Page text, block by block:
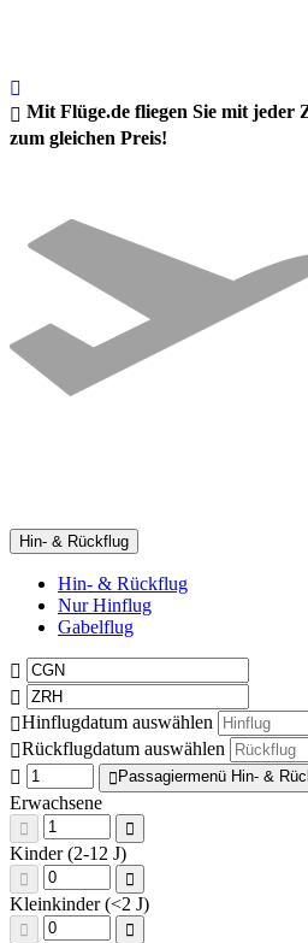
Mit Flüge.de fliegen Sie mit jeder
zum gleichen Preis!
Hin- & Rückflug
Hin- & Rückflug
Nur Hinflug
Gabelflug
Hinflugdatum auswählen
Rückflugdatum auswählen
Passagiermenü Hin- &
Erwachsene
Kinder (2-12 J)
Kleinkinder (<2 J)